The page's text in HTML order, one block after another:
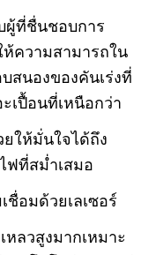
ผู้ที่ชื่นชอบการ
ห้ความสามารถใน
สนองของคันเร่งที่
เปื้อนที่เหนือกว่า
ให้มั่นใจได้ถึง
ฟที่สม่ำเสมอ
ชื่อมด้วยเลเซอร์
ลวสูงมากเหมาะ